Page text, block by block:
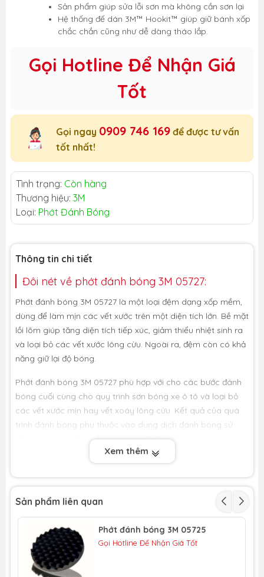
Sản phẩm giúp sửa lỗi sơn mà không cần sơn lại
Hệ thống đế dán 3M™ Hookit™ giúp giữ bánh xốp
chắc chắn cũng như dễ dàng tháo lắp.
Gọi Hotline Để Nhận Giá
Tốt
Gọi ngay 0909 746 169 để được tư vấn
tốt nhất!
Tình trạng: Còn hàng
Thương hiệu: 3M
Loại: Phớt Đánh Bóng
Thông tin chi tiết
Đôi nét về phớt đánh bóng 3M 05727:
Phớt đánh bóng 3M 05727 là một loại đệm dạng xốp mềm,
dùng để làm mịn các vết xước trên một diện tích lớn. Bề mặt
lồi lõm giúp tăng diện tích tiếp xúc, giảm thiểu nhiệt sinh ra
và loại bỏ các vết xước lông cừu. Ngoài ra, đệm còn có khả
năng giữ lại độ bóng.
Phớt đánh bóng 3M 05727 phù hợp với cho các bước đánh
bóng cuối cùng cho quy trình sơn bóng xe ô tô và loại bỏ
các vết xước mịn hay vết xoáy lông cừu. Kết quả của quá
trình đánh bóng phụ thuộc vào dung dịch đánh bóng sử
dụng, loại sơn cũng như dụng cụ để đánh bóng.
Lực tác dụng của phớt thường nhỏ hơn và kết quả sẽ mịn
hơn bánh lông cừu thông thường. Phớt đánh bóng được
càng lớn, đệm đánh càng thô và ngược lại. Có thể sử dụng
đệm xốp này với các loại dung dịch đánh bóng và hoàn
toàn phù hợp với các máy đánh bóng quỹ đạo đơn hoặc
kép.
Dòng sản phẩm 3M™ Finesse-it™ là dòng sản phẩm được
Xem thêm
Sản phẩm liên quan
Phớt đánh bóng 3M 05725
Gọi Hotline Để Nhận Giá Tốt